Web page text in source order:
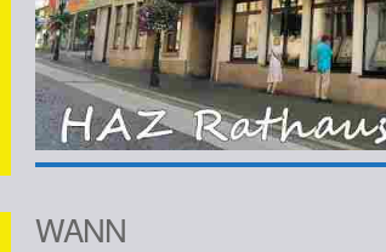
WANN